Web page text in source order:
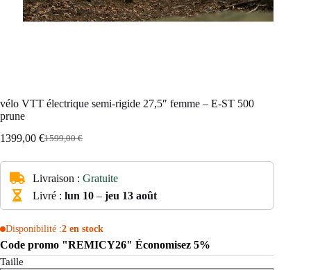
vélo VTT électrique semi-rigide 27,5″ femme – E-ST 500
prune
1599,00€
Le
était :
1599,00 €.
1399,00 €Le
est :
1399,00 €.
Livraison : Gratuite
Livré : lun 10 – jeu 13 août
Disponibilité :2 en stock
Code promo "REMICY26" Économisez 5%
Taille